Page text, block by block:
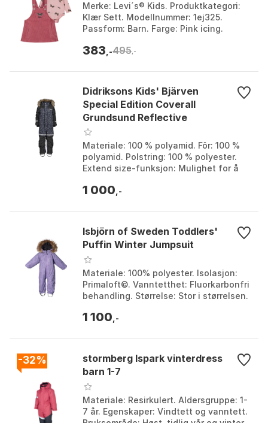
Merke: Levi´s® Kids. Produktkategori:
Klær Sett. Modellnummer: 1ej325.
Passform: Barn. Farge: Pink icing.
383 ,-495 ,-
Didriksons Kids' Bjärven
Special Edition Coverall
Grundsund Reflective
Materiale: 100 % polyamid. Fôr: 100 %
polyamid. Polstring: 100 % polyester.
Extend size-funksjon: Mulighet for å
størrelse...
1 000 ,-
Isbjörn of Sweden Toddlers'
Puffin Winter Jumpsuit
Materiale: 100% polyester. Isolasjon:
Primaloft©. Vanntetthet: Fluorkarbonfri
behandling. Størrelse: Stor i størrelsen.
92...
1 100 ,-
-32%
stormberg Ispark vinterdress
barn 1-7
Materiale: Resirkulert. Aldersgruppe: 1-
7 år. Egenskaper: Vindtett og vanntett.